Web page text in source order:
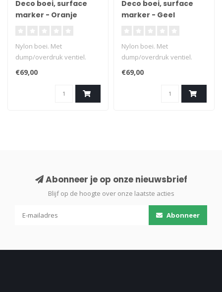
Deco boei, surface
marker - Oranje
Nylon boei. Met
dump/overdruk ventiel.
182cm lang. 18,2 cm breed.
Voorzien van inflator
aansluiting. Ook met de
€69,00
Deco boei, surface
marker - Geel
Nylon boei. Met
dump/overdruk ventiel.
182cm lang. 18,2 cm breed.
Voorzien van inflator
aansluiting. Ook met de
€69,00
Abonneer je op onze nieuwsbrief
Blijf op de hoogte over onze laatste acties
Abonneer